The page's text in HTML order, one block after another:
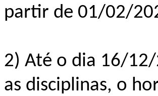
partir de 01/02/
2) Até o dia 16/12/
as disciplinas, o